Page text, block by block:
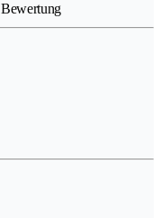
Bewertung